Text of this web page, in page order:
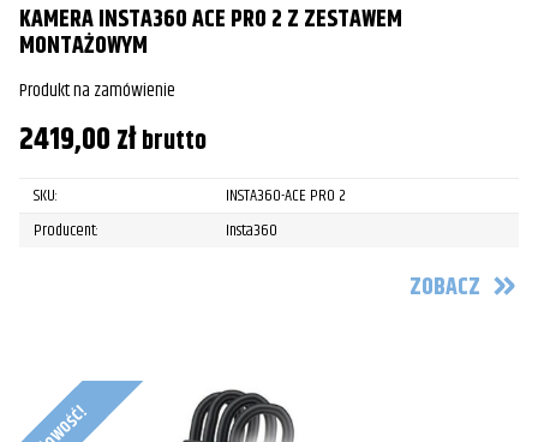
KAMERA INSTA360 ACE PRO 2 Z ZESTAWEM
MONTAŻOWYM
Produkt na zamówienie
2419,00złbrutto
SKU:
INSTA360-ACE PRO 2
Producent:
Insta360
ZOBACZ